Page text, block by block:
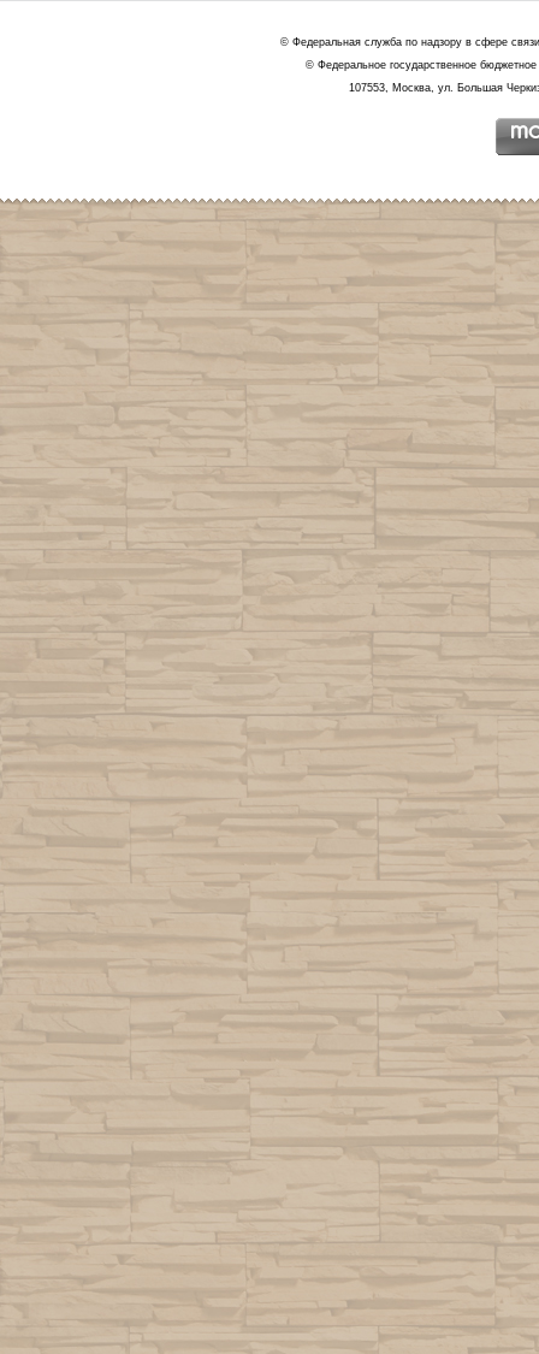
© Федеральная служба по надзору в сфере
© Федеральное государственное
107553, Москва, ул. Большая